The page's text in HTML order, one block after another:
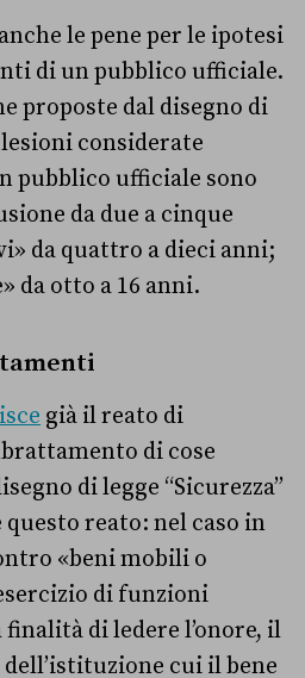
anche le pene per le ipotesi
di un pubblico ufficiale.
proposte dal disegno di
lesioni considerate
pubblico ufficiale sono
da due a cinque
da quattro a dieci anni;
da otto a 16 anni.
già il reato di
di cose
di legge “Sicurezza”
reato: nel caso in
«beni mobili o
di funzioni
di ledere l’onore, il
cui il bene